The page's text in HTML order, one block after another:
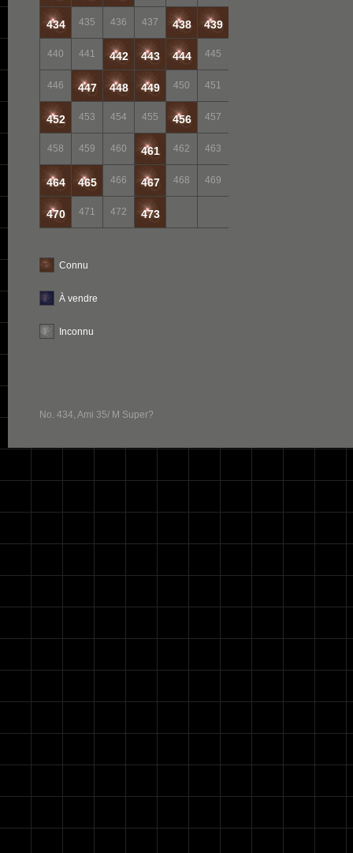
434 435 436 437 438 439
440 441 442 443 444 445
446 447 448 449 450 451
452 453 454 455 456 457
458 459 460 461 462 463
464 465 466 467 468 469
470 471 472 473
Connu
À vendre
Inconnu
No. 434, Ami 35/ M Super?